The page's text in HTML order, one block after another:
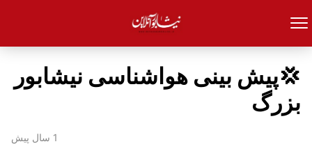
💢پیش بینی هواشناسی نیشابور
بزرگ
1 سال پیش